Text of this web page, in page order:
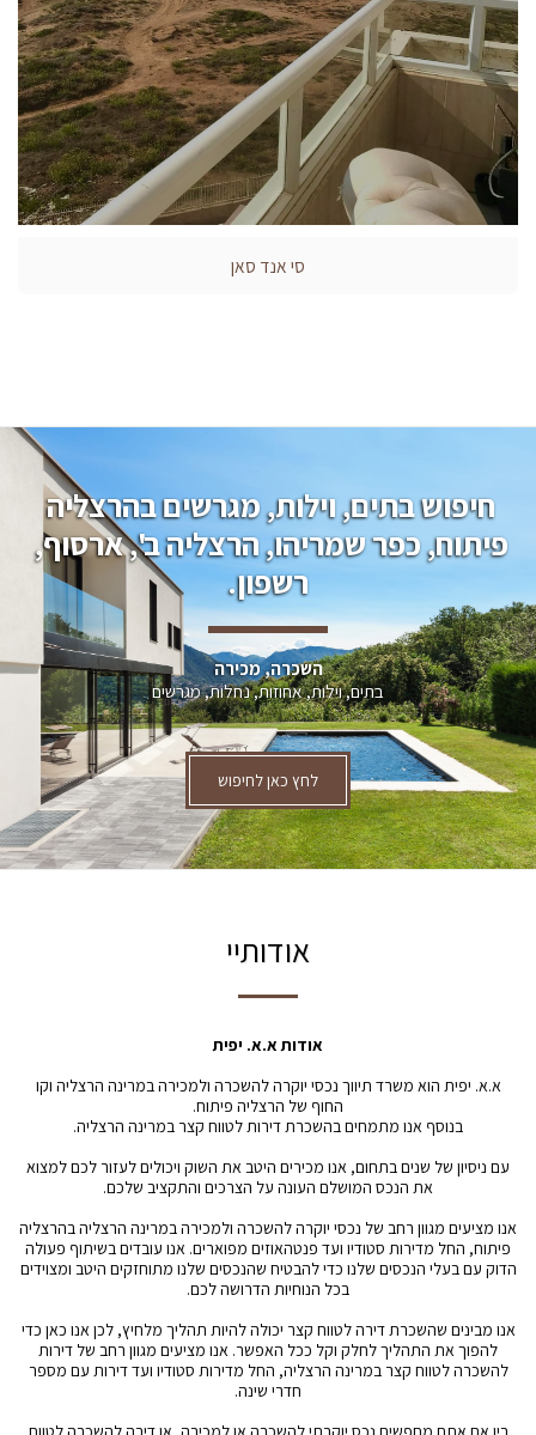
סי אנד סאן
חיפוש בתים, וילות, מגרשים בהרצליה
פיתוח, כפר שמריהו, הרצליה ב', ארסוף,
רשפון.
השכרה, מכירה
בתים, וילות, אחוזות, נחלות, מגרשים
לחץ כאן לחיפוש
אודותיי
אודות א.א. יפית
א.א. יפית הוא משרד תיווך נכסי יוקרה להשכרה ולמכירה במרינה הרצליה וקו
החוף של הרצליה פיתוח.
בנוסף אנו מתמחים בהשכרת דירות לטווח קצר במרינה הרצליה.
עם ניסיון של שנים בתחום, אנו מכירים היטב את השוק ויכולים לעזור לכם למצוא
את הנכס המושלם העונה על הצרכים והתקציב שלכם.
אנו מציעים מגוון רחב של נכסי יוקרה להשכרה ולמכירה במרינה הרצליה בהרצליה
פיתוח, החל מדירות סטודיו ועד פנטהאוזים מפוארים. אנו עובדים בשיתוף פעולה
הדוק עם בעלי הנכסים שלנו כדי להבטיח שהנכסים שלנו מתוחזקים היטב ומצוידים
בכל הנוחיות הדרושה לכם.
אנו מבינים שהשכרת דירה לטווח קצר יכולה להיות תהליך מלחיץ, לכן אנו כאן כדי
להפוך את התהליך לחלק וקל ככל האפשר. אנו מציעים מגוון רחב של דירות
להשכרה לטווח קצר במרינה הרצליה, החל מדירות סטודיו ועד דירות עם מספר
חדרי שינה.